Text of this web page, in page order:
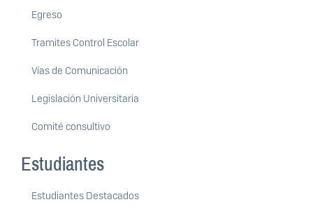
Egreso
Tramites Control Escolar
Vías de Comunicación
Legislación Universitaria
Comité consultivo
Estudiantes
Estudiantes Destacados